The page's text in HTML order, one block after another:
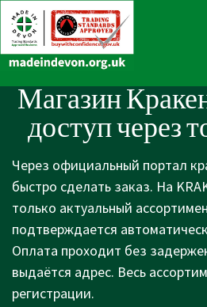
Skip
to
Content
Main
Navigation
Магазин
доступ через
Через официальный портал
быстро сделать заказ. На
только актуальный
подтверждается
Оплата проходит без
выдаётся адрес. Весь
регистрации.